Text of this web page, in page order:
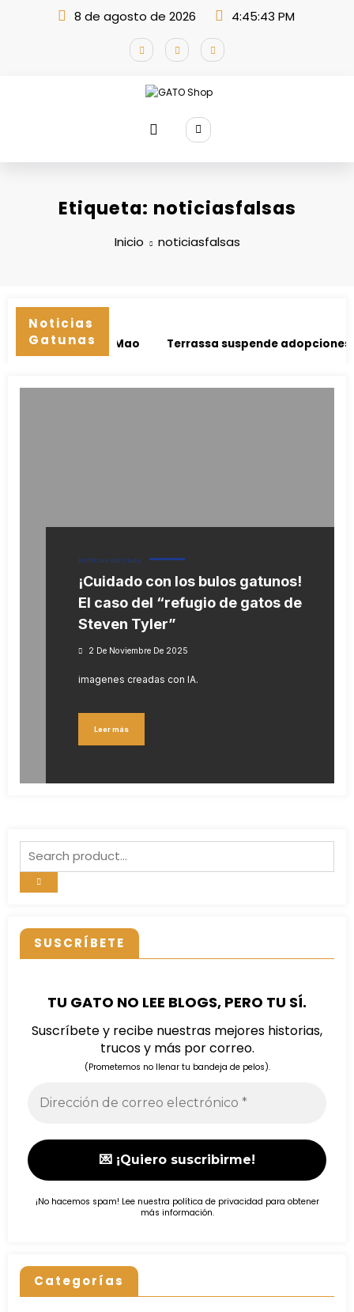
8 de agosto de 2026 4:45:43 PM
Etiqueta: noticiasfalsas
Inicio noticiasfalsas
Noticias
Gatunas
de Xiao Mao Terrassa suspende adopciones de
NOTÍCIAS GATUNAS
¡Cuidado con los bulos gatunos!
El caso del “refugio de gatos de
Steven Tyler”
2 De Noviembre De 2025
imagenes creadas con IA.
Leer más
SUSCRÍBETE
TU GATO NO LEE BLOGS, PERO TU SÍ.
Suscríbete y recibe nuestras mejores historias,
trucos y más por correo.
(Prometemos no llenar tu bandeja de pelos).
¡No hacemos spam! Lee nuestra política de privacidad para obtener
más información.
Categorías